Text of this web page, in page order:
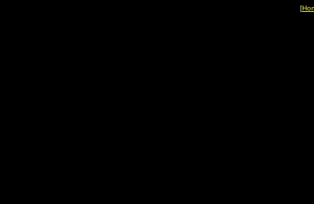
[